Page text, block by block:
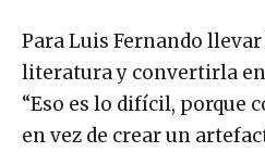
Para Luis Fernando
literatura y convertirla
“Eso es lo difícil, porque
en vez de crear un